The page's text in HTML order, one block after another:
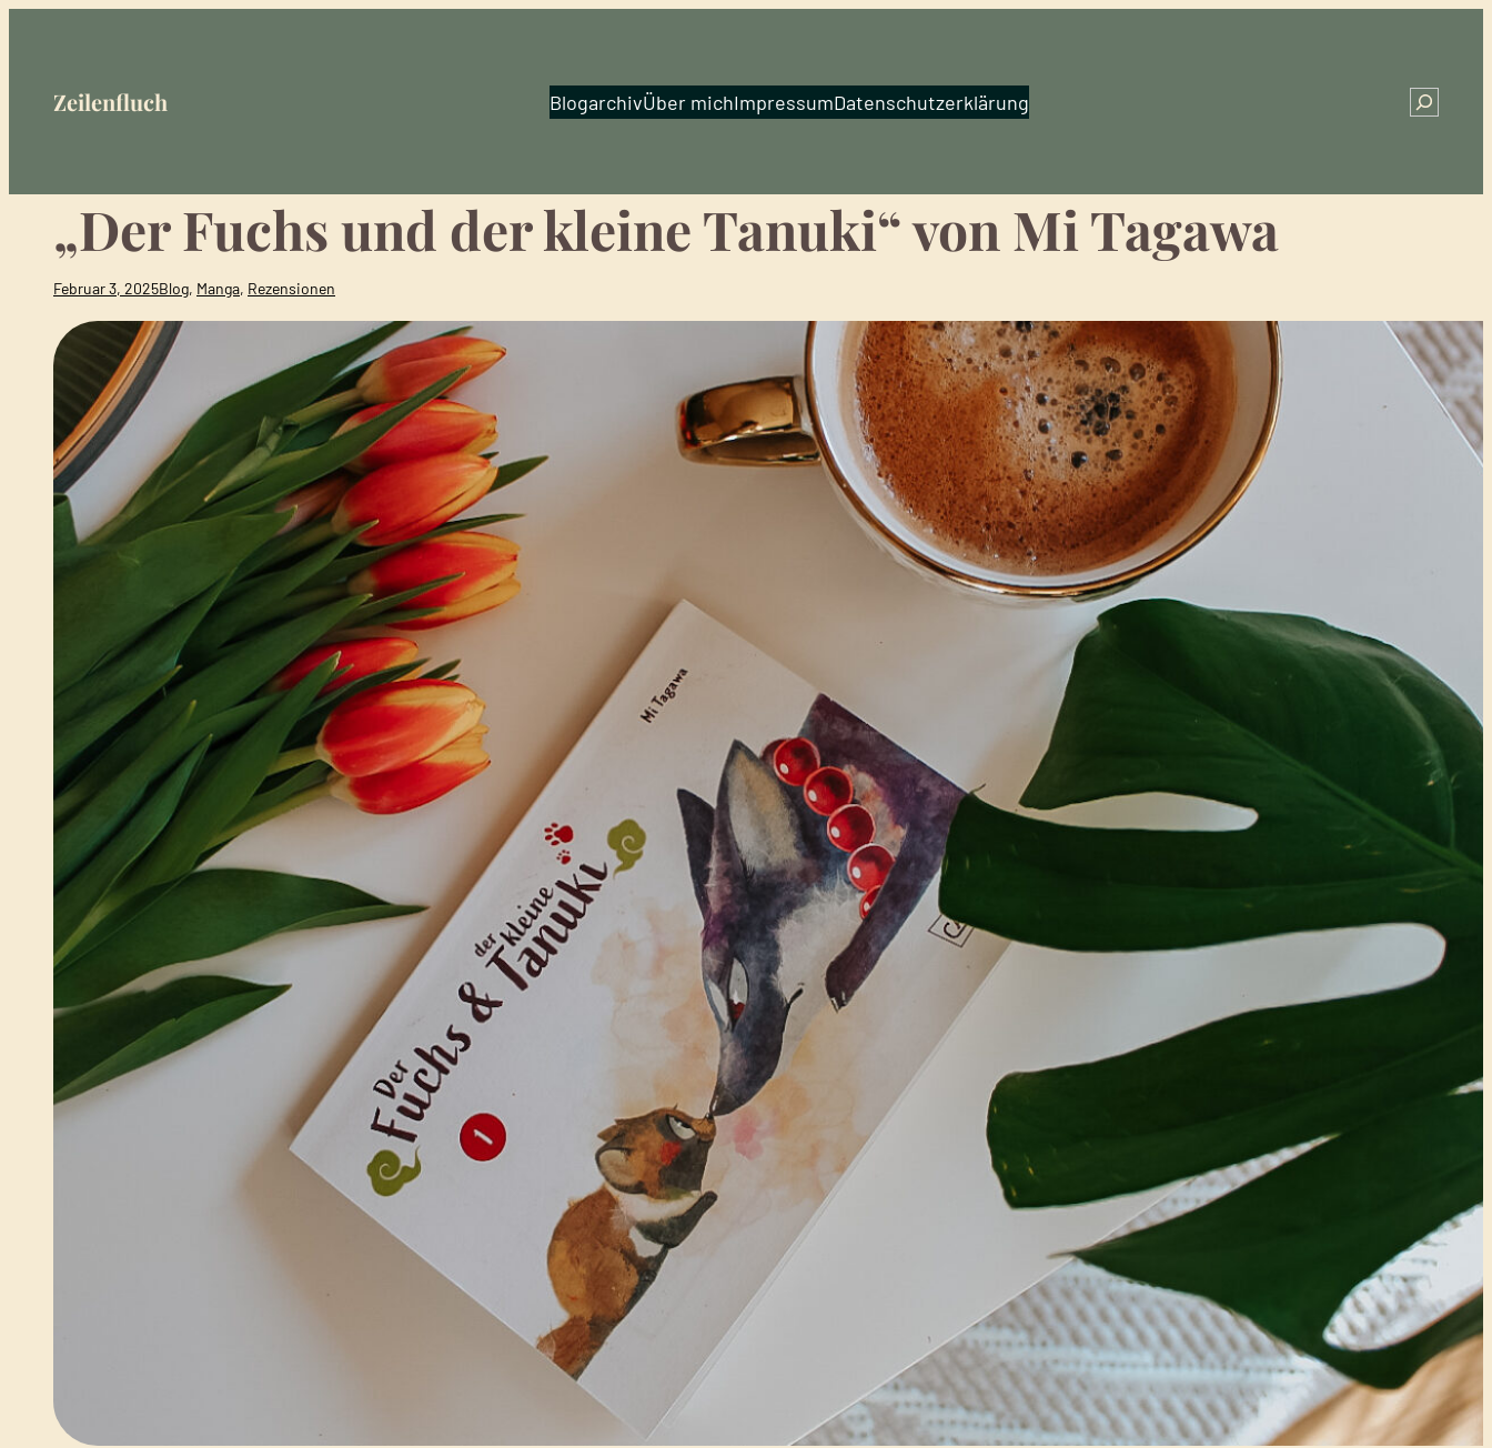
springenZeilenfluch BlogarchivÜber michImpressumDatenschutzerklärung Search
„Der Fuchs und der kleine Tanuki“ von Mi Tagawa
Februar 3, 2025Blog, Manga, Rezensionen